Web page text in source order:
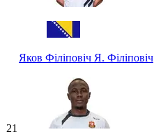
Яков Філіповіч Я. Філіповіч
21